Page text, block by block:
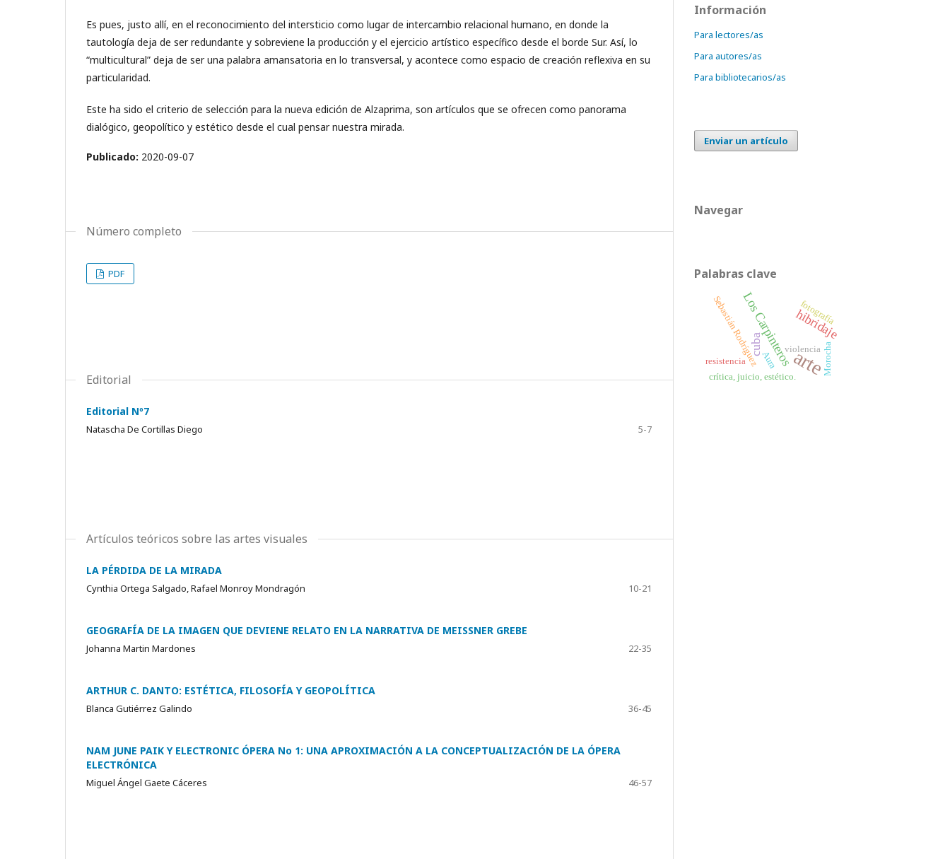
Es pues, justo allí, en el reconocimiento del intersticio como lugar de intercambio relacional humano, en donde la
tautología deja de ser redundante y sobreviene la producción y el ejercicio artístico específico desde el borde Sur. Así, lo
“multicultural” deja de ser una palabra amansatoria en lo transversal, y acontece como espacio de creación reflexiva en su
particularidad.
Este ha sido el criterio de selección para la nueva edición de Alzaprima, son artículos que se ofrecen como panorama
dialógico, geopolítico y estético desde el cual pensar nuestra mirada.
Publicado: 2020-09-07
Número completo
PDF
Editorial
Editorial Nº7
Natascha De Cortillas Diego 5-7
Artículos teóricos sobre las artes visuales
LA PÉRDIDA DE LA MIRADA
Cynthia Ortega Salgado, Rafael Monroy Mondragón 10-21
GEOGRAFÍA DE LA IMAGEN QUE DEVIENE RELATO EN LA NARRATIVA DE MEISSNER GREBE
Johanna Martin Mardones 22-35
ARTHUR C. DANTO: ESTÉTICA, FILOSOFÍA Y GEOPOLÍTICA
Blanca Gutiérrez Galindo 36-45
NAM JUNE PAIK Y ELECTRONIC ÓPERA No 1: UNA APROXIMACIÓN A LA CONCEPTUALIZACIÓN DE LA ÓPERA
ELECTRÓNICA
Miguel Ángel Gaete Cáceres 46-57
Información
Para lectores/as
Para autores/as
Para bibliotecarios/as
Enviar un artículo
Navegar
Palabras clave
arte
hibridaje
Los Carpinteros
cuba
crítica, juicio, estético.
Morocha
violencia
Aura
fotografía
Sebastián Rodríguez
resistencia